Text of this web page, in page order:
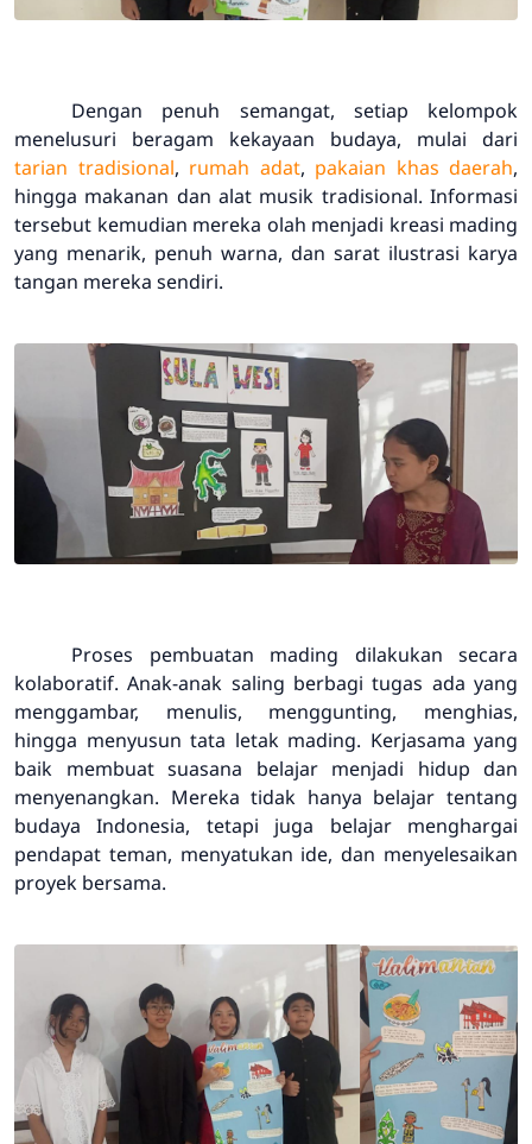
Dengan penuh semangat, setiap kelompok
menelusuri beragam kekayaan budaya, mulai dari
tarian tradisional, rumah adat, pakaian khas daerah,
hingga makanan dan alat musik tradisional. Informasi
tersebut kemudian mereka olah menjadi kreasi mading
yang menarik, penuh warna, dan sarat ilustrasi karya
tangan mereka sendiri.
Proses pembuatan mading dilakukan secara
kolaboratif. Anak-anak saling berbagi tugas ada yang
menggambar, menulis, menggunting, menghias,
hingga menyusun tata letak mading. Kerjasama yang
baik membuat suasana belajar menjadi hidup dan
menyenangkan. Mereka tidak hanya belajar tentang
budaya Indonesia, tetapi juga belajar menghargai
pendapat teman, menyatukan ide, dan menyelesaikan
proyek bersama.